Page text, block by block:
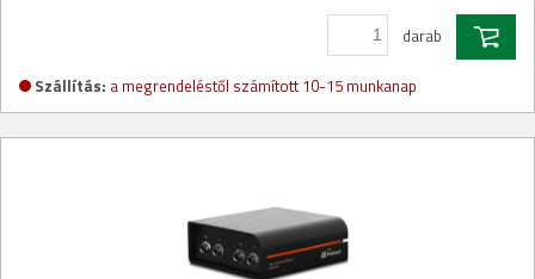
darab
Szállítás: a megrendeléstől számított 10-15 munkanap